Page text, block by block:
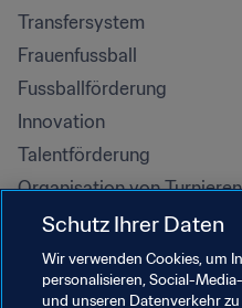
Transfersystem
Frauenfussball
Fussballförderung
Innovation
Talentförderung
Organisation von Turnieren
Nachhaltigkeit
Menschenrechte und
Antidiskriminierung
Schutz Ihrer Daten
Wir verwenden Cookies, um
personalisieren, Social-
und unseren Datenverkehr